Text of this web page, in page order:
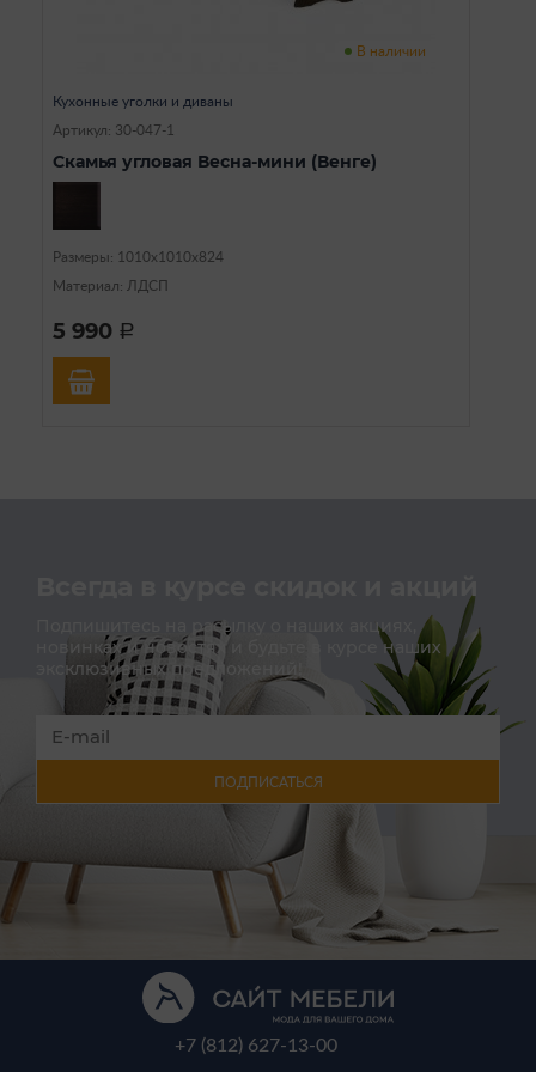
В наличии
Кухонные уголки и диваны
Артикул: 30-047-1
Скамья угловая Весна-мини (Венге)
Размеры: 1010х1010х824
Материал: ЛДСП
5 990 a
Всегда в курсе скидок и акций
Подпишитесь на расылку о наших акциях,
новинках и новостях и будьте в курсе наших
эксклюзивных предложений!
ПОДПИСАТЬСЯ
+7 (812) 627-13-00